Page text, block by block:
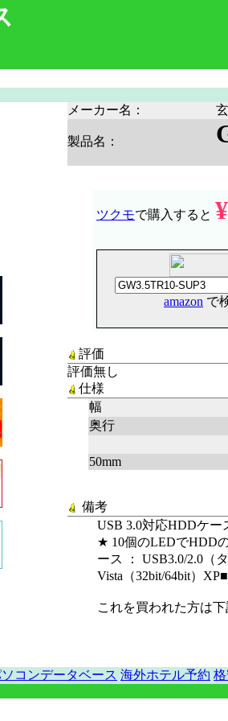
メーカー名：
製品名：
ツクモで購入すると
amazon で
評価
評価無し
仕様
幅
奥行
50mm
備考
USB 3.0対応HDDケー
★ 10個のLEDでHDD
ース ： USB3.0/2.0（
Vista（32bit/64bit）
これを買われた方は
コンデータベース 海外ホテル予約